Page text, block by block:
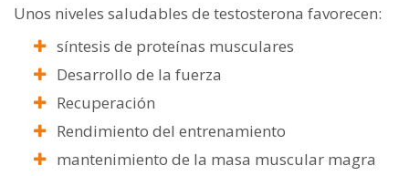
Unos niveles saludables de testosterona favorecen:
síntesis de proteínas musculares
Desarrollo de la fuerza
Recuperación
Rendimiento del entrenamiento
mantenimiento de la masa muscular magra